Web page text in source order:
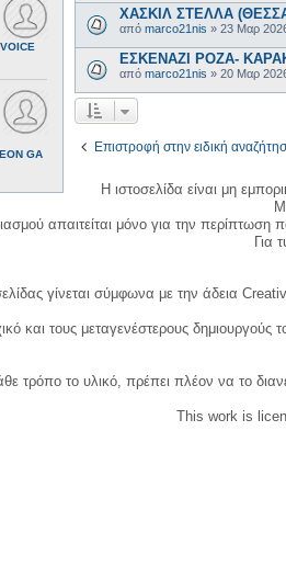
GA
ΧΑΣΚΙΛ ΣΤΕΛΛΑ
από marco21nis » 23 Μαρ
ΕΣΚΕΝΑΖΙ ΡΟΖΑ-
από marco21nis » 20 Μαρ
Επιστροφή στην ειδική
Η ιστοσελίδα είναι μη
απαιτείται μόνο για την
Για
γίνεται σύμφωνα με την άδεια
και τους μεταγενέστερους
τρόπο το υλικό, πρέπει πλέον να το
This work is